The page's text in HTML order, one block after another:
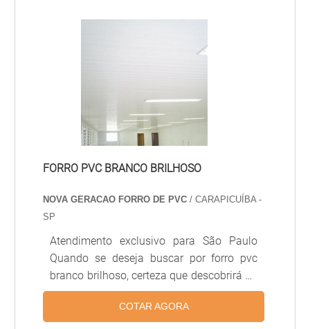
Cambará é uma das madeiras mais
expostos frequentemente às ações do
tempo (sol e chuva.
FORRO PVC BRANCO BRILHOSO
NOVA GERACAO FORRO DE PVC / CARAPICUÍBA -
SP
Atendimento exclusivo para São Paulo
Quando se deseja buscar por forro pvc
branco brilhoso, certeza que descobrirá na
líder do segmento Nova Geração forros
PVC. Recebendo uma cotação na melhor
COTAR AGORA